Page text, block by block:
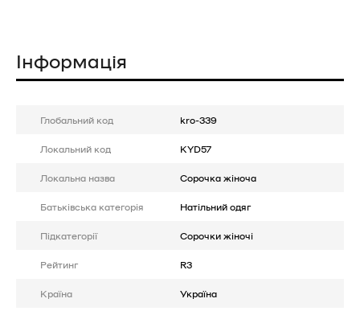
Інформація
Глобальний код kro-339
Локальний код KYD57
Локальна назва Сорочка жіноча
Батькiвська категорія Натільний одяг
Підкатегорії Сорочки жіночі
Рейтинг R3
Країна Україна